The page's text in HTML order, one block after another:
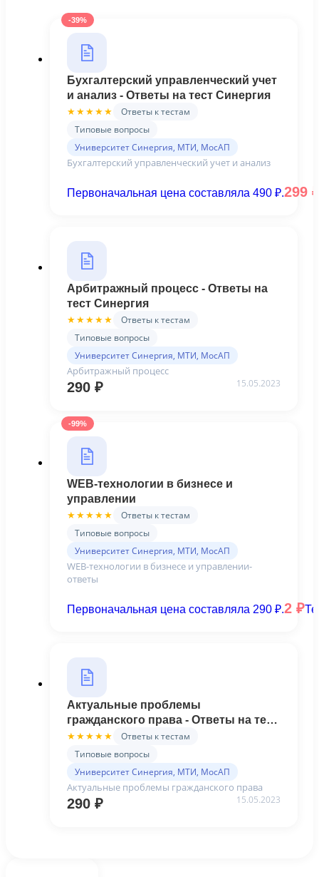
-39%
Бухгалтерский управленческий учет
и анализ - Ответы на тест Синергия
★★★★★
Ответы к тестам
Типовые вопросы
Университет Синергия, МТИ, МосАП
Бухгалтерский управленческий учет и анализ
Первоначальная цена составляла 490 ₽.299
Арбитражный процесс - Ответы на
тест Синергия
★★★★★
Ответы к тестам
Типовые вопросы
Университет Синергия, МТИ, МосАП
Арбитражный процесс
290 ₽ 15.05.2023
-99%
WEB-технологии в бизнесе и
управлении
★★★★★
Ответы к тестам
Типовые вопросы
Университет Синергия, МТИ, МосАП
WEB-технологии в бизнесе и управлении-
ответы
Первоначальная цена составляла 290 ₽.2 ₽
Актуальные проблемы
гражданского права - Ответы на тест
Синергия
★★★★★
Ответы к тестам
Типовые вопросы
Университет Синергия, МТИ, МосАП
Актуальные проблемы гражданского права
290 ₽ 15.05.2023